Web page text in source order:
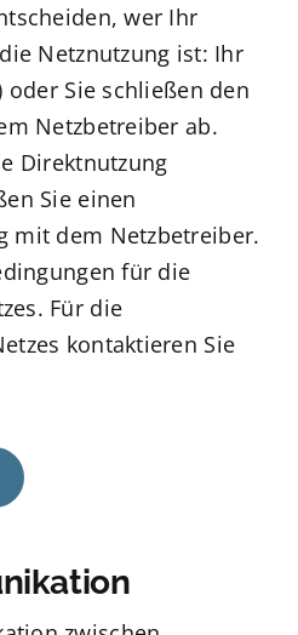
wer Ihr
Netznutzung ist: Ihr
Sie schließen den
Netzbetreiber ab.
Direktnutzung
Sie einen
mit dem Netzbetreiber.
für die
Für die
kontaktieren Sie